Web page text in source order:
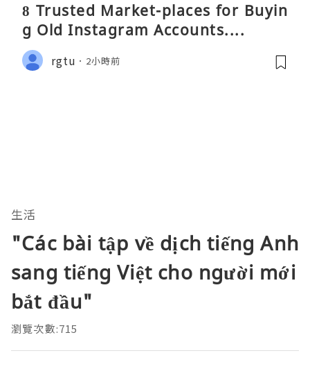
8 Trusted Market-places for Buyin
g Old Instagram Accounts....
rgtu 2小時前
生活
"Các bài tập về dịch tiếng Anh
sang tiếng Việt cho người mới
bắt đầu"
瀏覽次數:715